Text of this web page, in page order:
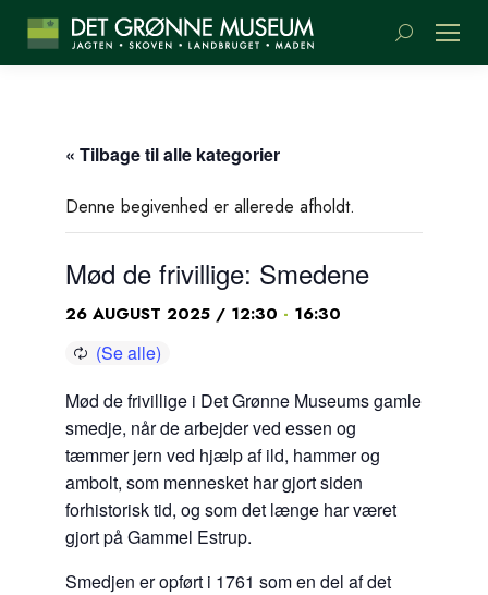
Søge:
« Tilbage til alle kategorier
Denne begivenhed er allerede afholdt.
Mød de frivillige: Smedene
26 AUGUST 2025 / 12:30 - 16:30
Mød de frivillige i Det Grønne Museums gamle
smedje, når de arbejder ved essen og
tæmmer jern ved hjælp af ild, hammer og
ambolt, som mennesket har gjort siden
forhistorisk tid, og som det længe har været
gjort på Gammel Estrup.
Smedjen er opført i 1761 som en del af det